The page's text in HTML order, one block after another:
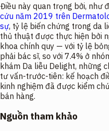
Điều này quan trọng bởi, như
cứu năm 2019 trên
sự, tỷ lệ biến chứng trong da
thủ thuật được thực hiện bởi
khoa chính quy — với tỷ lệ
phải bác sĩ, so với 7.4% ở
khám Da liễu Delight, những
tư vấn-trước-tiên: kế hoạch
kinh nghiệm đã được kiểm
bán hàng.
Nguồn tham khảo